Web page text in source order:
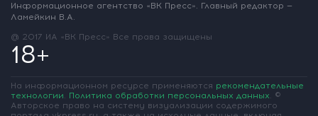
Информационное агентство «ВК Пресс». Главный редактор —
Ламейкин В.А.
@ 2017 ИА «ВК Пресс» Все права защищены
18+
На информационном ресурсе применяются рекомендательные
технологии. Политика обработки персональных данных. ©
Авторское право на систему визуализации содержимого